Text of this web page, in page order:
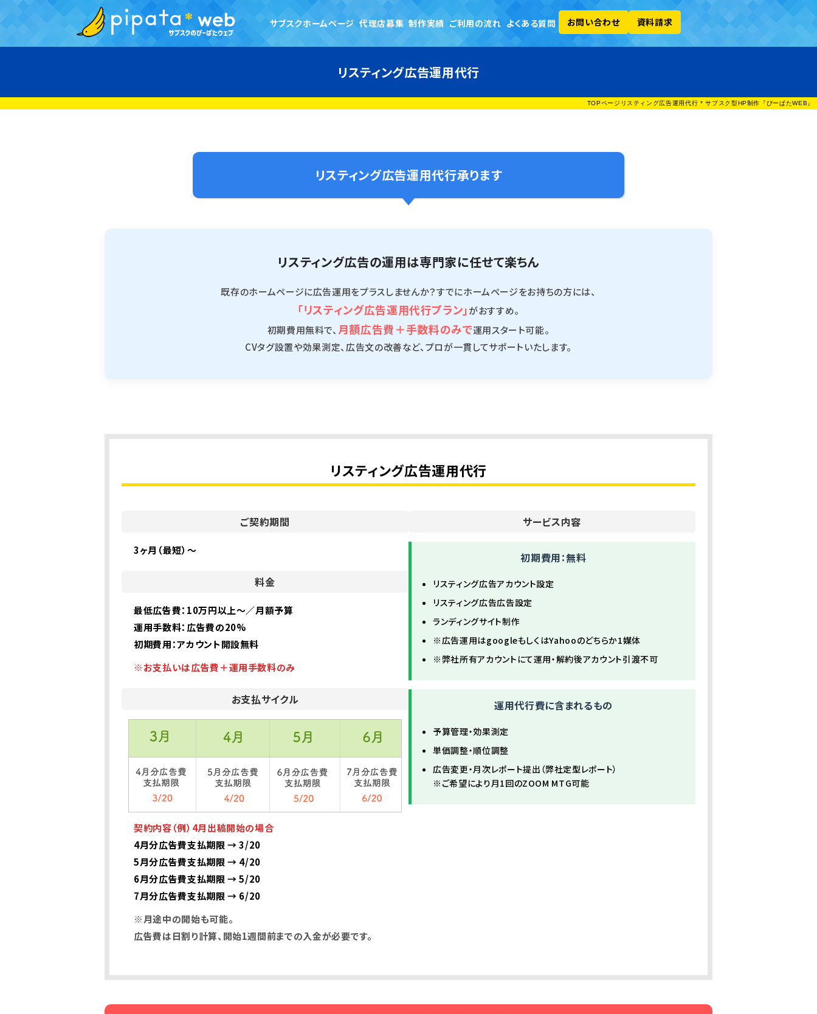
サブスクホームページ 代理店募集 制作実績 ご利用の流れ よくある質問 お問い合わせ 資料請求
リスティング広告運用代行
TOPページ リスティング広告運用代行 * サブスク型HP制作『ぴーぱたWEB』
リスティング広告運用代行承ります
リスティング広告の運用は専門家に任せて楽ちん
既存のホームページに広告運用をプラスしませんか？すでにホームページをお持ちの方には、
「リスティング広告運用代行プラン」 がおすすめ。
初期費用無料で、 月額広告費＋手数料のみで運用スタート可能。
CVタグ設置や効果測定、広告文の改善など、プロが一貫してサポートいたします。
リスティング広告運用代行
ご契約期間
3ヶ月（最短）～
料金
最低広告費： 10万円以上～／月額予算
運用手数料： 広告費の20%
初期費用：アカウント開設無料
※お支払いは広告費＋運用手数料のみ
お支払サイクル
契約内容（例）4月出稿開始の場合
4月分広告費支払期限 → 3/20
5月分広告費支払期限 → 4/20
6月分広告費支払期限 → 5/20
7月分広告費支払期限 → 6/20
※月途中の開始も可能。
広告費は日割り計算、開始1週間前までの入金が必要です。
サービス内容
初期費用：無料
リスティング広告アカウント設定
リスティング広告広告設定
ランディングサイト制作
※広告運用はgoogleもしくはYahooのどちらか1媒体
※弊社所有アカウントにて運用・解約後アカウント引渡不可
運用代行費に含まれるもの
予算管理・効果測定
単価調整・順位調整
広告変更・月次レポート提出（弊社定型レポート）
※ご希望により月1回のZOOM MTG可能